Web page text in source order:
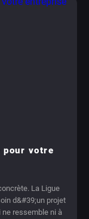
pour votre
La Ligue
d&#39;un projet
ressemble ni à